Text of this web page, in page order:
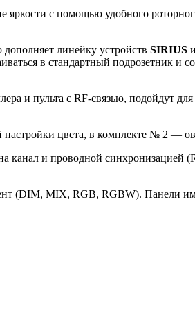
с помощью удобного
линейку устройств SIRIUS
в стандартный подрозетник
и пульта с RF-связью, подойдут
цвета, в комплекте № 2 —
канал и проводной синхронизацией
(DIM, MIX, RGB, RGBW). Панели